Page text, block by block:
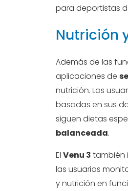
para deportistas
Nutrición
Además de las
aplicaciones de
nutrición. Los
basadas en sus
siguen dietas
balanceada.
El Venu 3 también
las usuarias
y nutrición en